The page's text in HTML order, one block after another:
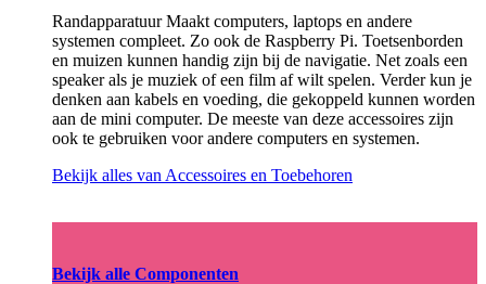
Randapparatuur Maakt computers, laptops en andere
systemen compleet. Zo ook de Raspberry Pi. Toetsenborden
en muizen kunnen handig zijn bij de navigatie. Net zoals een
speaker als je muziek of een film af wilt spelen. Verder kun je
denken aan kabels en voeding, die gekoppeld kunnen worden
aan de mini computer. De meeste van deze accessoires zijn
ook te gebruiken voor andere computers en systemen.
Bekijk alles van Accessoires en Toebehoren
Bekijk alle Componenten